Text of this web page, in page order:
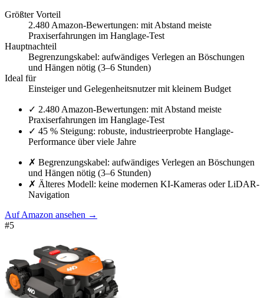
Größter Vorteil
2.480 Amazon-Bewertungen: mit Abstand meiste
Praxiserfahrungen im Hanglage-Test
Hauptnachteil
Begrenzungskabel: aufwändiges Verlegen an Böschungen
und Hängen nötig (3–6 Stunden)
Ideal für
Einsteiger und Gelegenheitsnutzer mit kleinem Budget
✓ 2.480 Amazon-Bewertungen: mit Abstand meiste
Praxiserfahrungen im Hanglage-Test
✓ 45 % Steigung: robuste, industrieerprobte Hanglage-
Performance über viele Jahre
✗ Begrenzungskabel: aufwändiges Verlegen an Böschungen
und Hängen nötig (3–6 Stunden)
✗ Älteres Modell: keine modernen KI-Kameras oder LiDAR-
Navigation
Auf Amazon ansehen →
#5